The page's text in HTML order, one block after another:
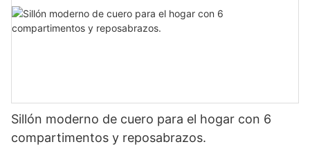
Sillón moderno de cuero para el hogar con 6
compartimentos y reposabrazos.